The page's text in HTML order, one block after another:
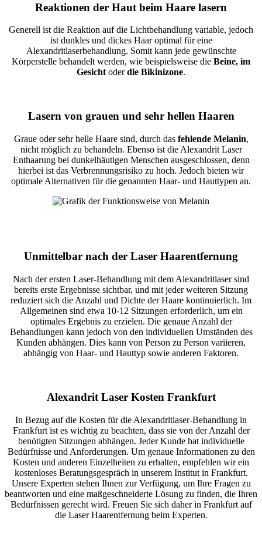
Reaktionen der Haut beim Haare lasern
Generell ist die Reaktion auf die Lichtbehandlung variable, jedoch
ist dunkles und dickes Haar optimal für eine
Alexandritlaserbehandlung. Somit kann jede gewünschte
Körperstelle behandelt werden, wie beispielsweise die Beine, im
Gesicht oderdie Bikinizone.
Lasern von grauen und sehr hellen Haaren
Graue oder sehr helle Haare sind, durch das fehlende Melanin,
nicht möglich zu behandeln. Ebenso ist die Alexandrit Laser
Enthaarung bei dunkelhäutigen Menschen ausgeschlossen, denn
hierbei ist das Verbrennungsrisiko zu hoch. Jedoch bieten wir
optimale Alternativen für die genannten Haar- und Hauttypen an.
Un­mittel­bar nach der Laser Haarentfernung
Nach der ersten Laser-Behandlung mit dem Alexandritlaser sind
bereits erste Ergebnisse sichtbar, und mit jeder weiteren Sitzung
reduziert sich die Anzahl und Dichte der Haare kontinuierlich. Im
Allgemeinen sind etwa 10-12 Sitzungen erforderlich, um ein
optimales Ergebnis zu erzielen. Die genaue Anzahl der
Behandlungen kann jedoch von den individuellen Umständen des
Kunden abhängen. Dies kann von Person zu Person variieren,
abhängig von Haar- und Hauttyp sowie anderen Faktoren.
Alexandrit Laser Kosten Frankfurt
In Bezug auf die Kosten für die Alexandritlaser-Behandlung in
Frankfurt ist es wichtig zu beachten, dass sie von der Anzahl der
benötigten Sitzungen abhängen. Jeder Kunde hat individuelle
Bedürfnisse und Anforderungen. Um genaue Informationen zu den
Kosten und anderen Einzelheiten zu erhalten, empfehlen wir ein
kostenloses Beratungsgespräch in unserem Institut in Frankfurt.
Unsere Experten stehen Ihnen zur Verfügung, um Ihre Fragen zu
beantworten und eine maßgeschneiderte Lösung zu finden, die Ihren
Bedürfnissen gerecht wird. Freuen Sie sich daher in Frankfurt auf
die Laser Haarentfernung beim Experten.